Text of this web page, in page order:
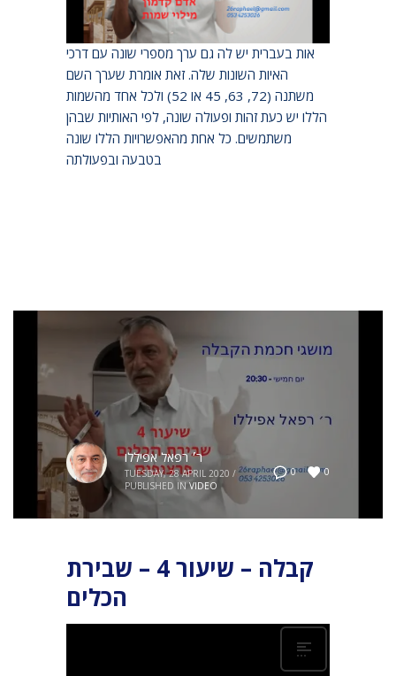
השונים המושקעים בארבע האותיות של שם ה’ –
י-ה-ו-ה, והאיותים השונים של כל אות. מכיוון שלכל
אות בעברית יש לה גם ערך מספרי שונה עם דרכי
האיות השונות שלה. זאת אומרת שערך השם
משתנה (72, 63, 45 או 52) ולכל אחד מהשמות
הללו יש כעת זהות ופעולה שונה, לפי האותיות שבהן
משתמשים. כל אחת מהאפשרויות הללו שונה
בטבעה ובפעולתה
0 0
ר׳ רפאל אפיללו
TUESDAY, 28 APRIL 2020 /
PUBLISHED IN VIDEO
קבלה – שיעור 4 – שבירת
הכלים